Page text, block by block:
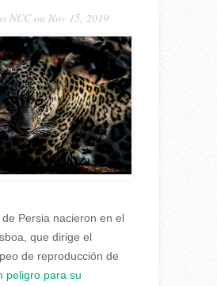
NCCon Nov 15, 2019
Persia nacieron en el
que dirige el
de reproducción de
peligro para su